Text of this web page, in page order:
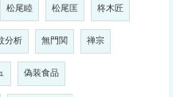
松尾睦 松尾匡 柊木匠
分析 無門関 禅宗
偽装食品